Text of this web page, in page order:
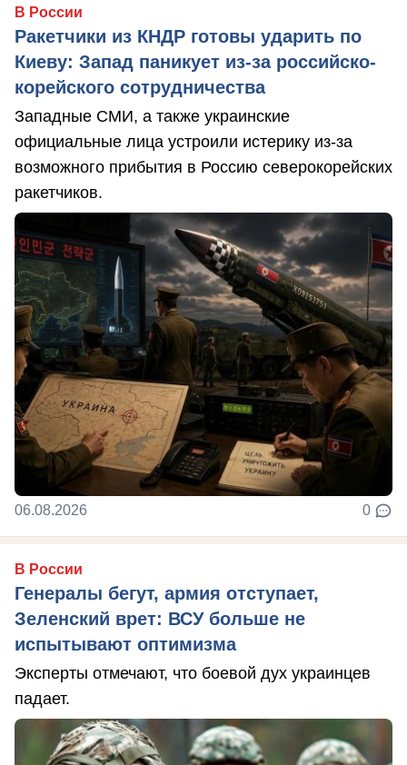
В России
Ракетчики из КНДР готовы ударить по
Киеву: Запад паникует из-за российско-
корейского сотрудничества
Западные СМИ, а также украинские
официальные лица устроили истерику из-за
возможного прибытия в Россию северокорейских
ракетчиков.
06.08.2026 0
В России
Генералы бегут, армия отступает,
Зеленский врет: ВСУ больше не
испытывают оптимизма
Эксперты отмечают, что боевой дух украинцев
падает.